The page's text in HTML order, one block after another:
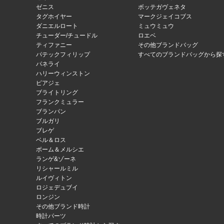
ゼニス
タグホイヤー
ダニエルロート
チューダー/チュードル
ティファニー
パテックフィリップ
パネライ
ハリーウィンストン
ピアジェ
ブライトリング
フランクミュラー
ブランパン
ブルガリ
ブレゲ
ベル＆ロス
ボーム＆メルシエ
ランゲ&ゾーネ
リシャールミル
ルイヴィトン
ロジェデュブイ
ロンジン
その他ブランド時計
時計パーツ
ボッテガヴェネタ
マークジェイコブス
ミュウミュウ
ロエベ
その他ブランドバッグ
すべてのブランドバッグから探